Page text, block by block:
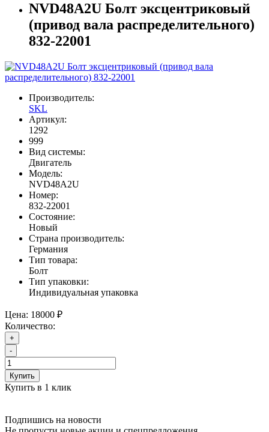
NVD48A2U Болт эксцентриковый
(привод вала распределительного)
832-22001
Производитель:
SKL
Артикул:
1292
999
Вид системы:
Двигатель
Модель:
NVD48A2U
Номер:
832-22001
Состояние:
Новый
Страна производитель:
Германия
Тип товара:
Болт
Тип упаковки:
Индивидуальная упаковка
Цена: 18000 ₽
Количество:
+
-
Купить
Купить в 1 клик
Подпишись на новости